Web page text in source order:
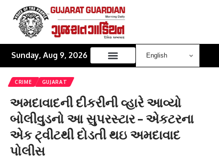
Sunday, Aug 9, 2026
CRIME GUJARAT
અમદાવાદની દીકરીની વ્હારે આવ્યો
બોલીવુડનો આ સુપરસ્ટાર – એકટરના
એક ટ્વીટથી દોડતી થઇ અમદાવાદ
પોલીસ